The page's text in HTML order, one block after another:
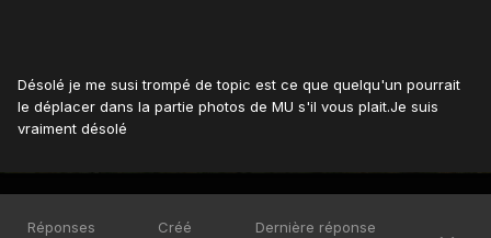
Désolé je me susi trompé de topic est ce que quelqu'un pourrait
le déplacer dans la partie photos de MU s'il vous plait.Je suis
vraiment désolé
Réponses Créé Dernière réponse